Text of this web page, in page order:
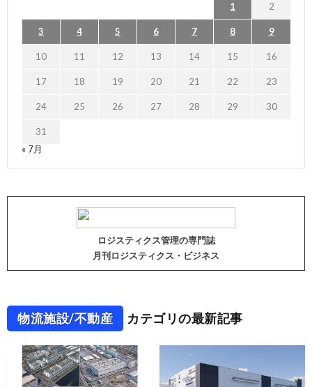
1 2
3 4 5 6 7 8 9
10 11 12 13 14 15 16
17 18 19 20 21 22 23
24 25 26 27 28 29 30
31
« 7月
ロジスティクス管理の専門誌
月刊ロジスティクス・ビジネス
物流施設/不動産 カテゴリの最新記事